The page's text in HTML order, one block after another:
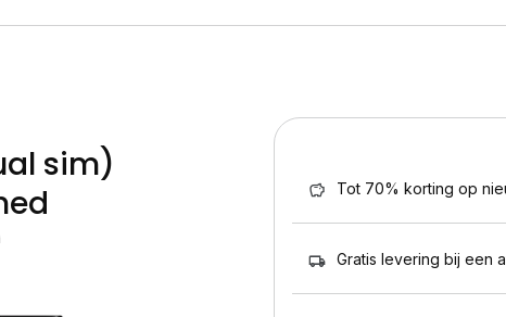
sim)
Tot 70% korting op
Gratis levering bij een